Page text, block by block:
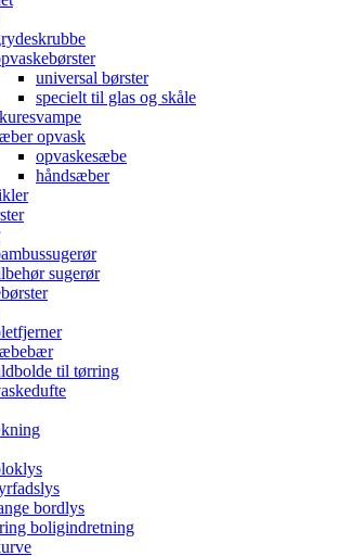
universal børster
specielt til glas og skåle
opvask
opvaskesæbe
håndsæber
sugerør
til tørring
bordlys
boligindretning